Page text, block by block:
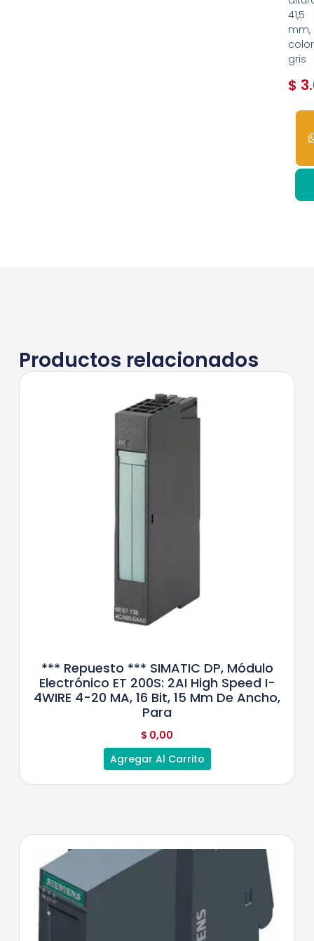
41,5
mm,
gris
$
25
Productos relacionados
*** Repuesto *** SIMATIC DP, Módulo
Electrónico ET 200S: 2AI High Speed ​​I-
4WIRE 4-20 MA, 16 Bit, 15 Mm De Ancho,
Para
$ 0,00
Agregar Al Carrito